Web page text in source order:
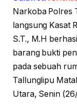
Narkoba Polres
langsung Kasat
S.T., M.H
barang bukti
pada sebuah
Tallunglipu
Utara, Senin